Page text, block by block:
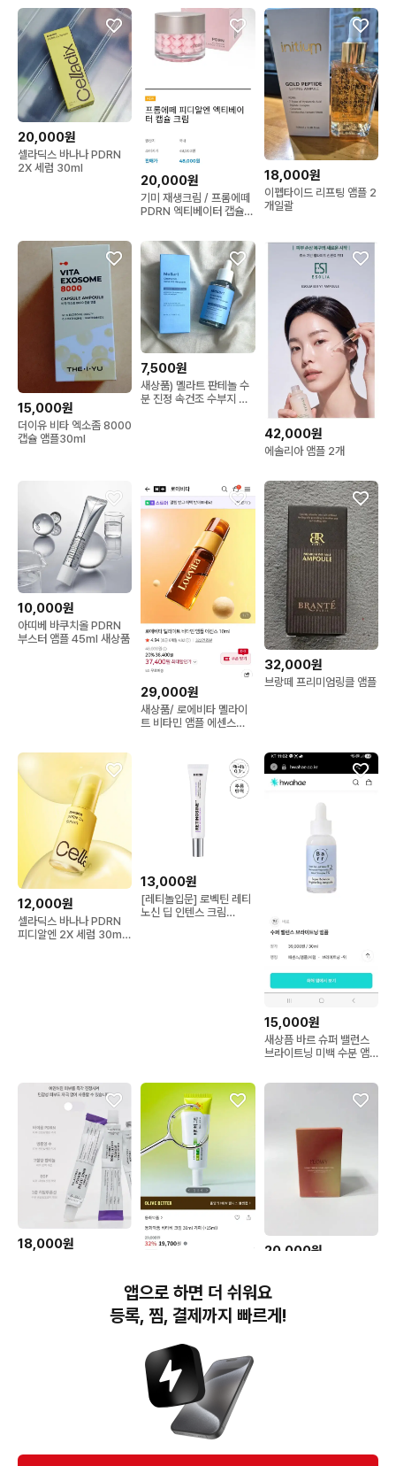
20,000원
셀라딕스 바나나 PDRN
2X 세럼 30ml
20,000원
기미 재생크림 / 프롬에떼
PDRN 엑티베이터 캡슐
18,000원
이펩타이드 리프팅 앰플 2
개일괄
15,000원
더이유 비타 엑소좀 8000
캡슐 앰플30ml
7,500원
새상품) 멜라트 판테놀 수
분 진정 속건조 수부지 앰
42,000원
에솔리아 앰플 2개
10,000원
아띠베 바쿠치올 PDRN
부스터 앰플 45ml 새상품
29,000원
새상품/ 로에비타 멜라이
트 비타민 앰플 에센스
32,000원
브랑떼 프리미엄링클 앰플
12,000원
셀라딕스 바나나 PDRN
피디알엔 2X 세럼 30ml
13,000원
[레티놀입문] 로벡틴 레티
노신 딥 인텐스 크림
15,000원
새상픔 바르 슈퍼 밸런스
브라이트닝 미백 수분 앰
18,000원
[트러블,피지크림]동화약
품-비타비 크림 30ml
20,000원
어 앰플 30ml
번개장터(주) 사업자정보, 이용약관 및 기타 법적고지
번개장터㈜는 통신판매중개자이며, 통신판매의 당사자가 아닙니다. 전자상거래 등에서의
소비자보호에 관한 법률 등 관련 법령 및 번개장터㈜의 약관에 따라 상품, 상품정보, 거래에 관한 책임은
개별 판매자에게 귀속하고, 번개장터㈜는 원칙적으로 회원간 거래에 대하여 책임을 지지 않습니다.
다만, 번개장터㈜가 직접 판매하는 상품에 대한 책임은 번개장터㈜에게 귀속합니다.
앱으로 하면 더 쉬워요
등록, 찜, 결제까지 빠르게!